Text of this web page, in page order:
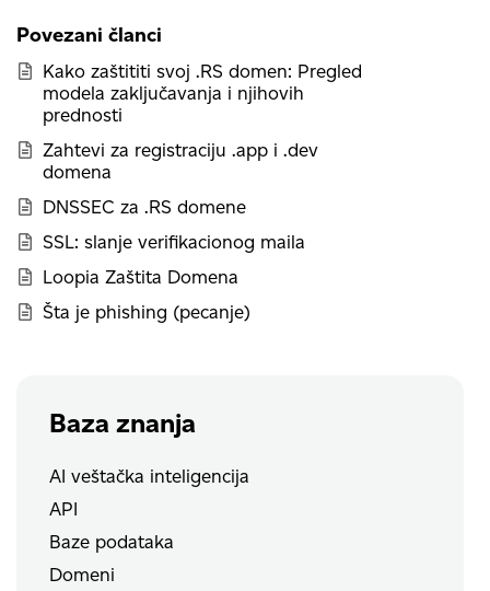
Povezani članci
Kako zaštititi svoj .RS domen: Pregled
modela zaključavanja i njihovih
prednosti
Zahtevi za registraciju .app i .dev
domena
DNSSEC za .RS domene
SSL: slanje verifikacionog maila
Loopia Zaštita Domena
Šta je phishing (pecanje)
Baza znanja
AI veštačka inteligencija
API
Baze podataka
Domeni